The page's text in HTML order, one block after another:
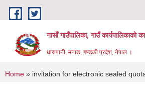
Skip to main content
नासाेँ गाउँपालिका, गाउँ कार्यपालिकाकाे
धारापानी, मनाङ, गण्डकी प्रदेश, नेपाल ।
You are here
Home » invitation for electronic sealed